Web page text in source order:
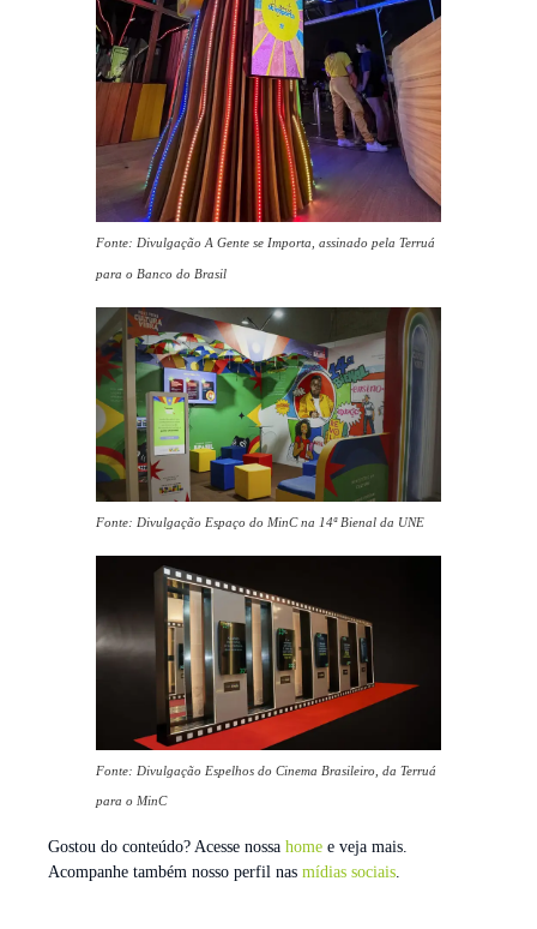
Fonte: Divulgação A Gente se Importa, assinado pela Terruá
para o Banco do Brasil
Fonte: Divulgação Espaço do MinC na 14ª Bienal da UNE
Fonte: Divulgação Espelhos do Cinema Brasileiro, da Terruá
para o MinC
Gostou do conteúdo? Acesse nossa home e veja mais.
Acompanhe também nosso perfil nas mídias sociais.